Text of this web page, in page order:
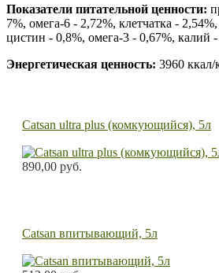
Показатели питательной ценности:
7%, омега-6 - 2,72%, клетчатка -
цистин - 0,8%, омега-3 - 0,67%, калий
Энергетическая ценность: 3960 ккал/
Catsan ultra plus (комкующийся), 5л
890,00 руб.
Catsan впитывающий, 5л